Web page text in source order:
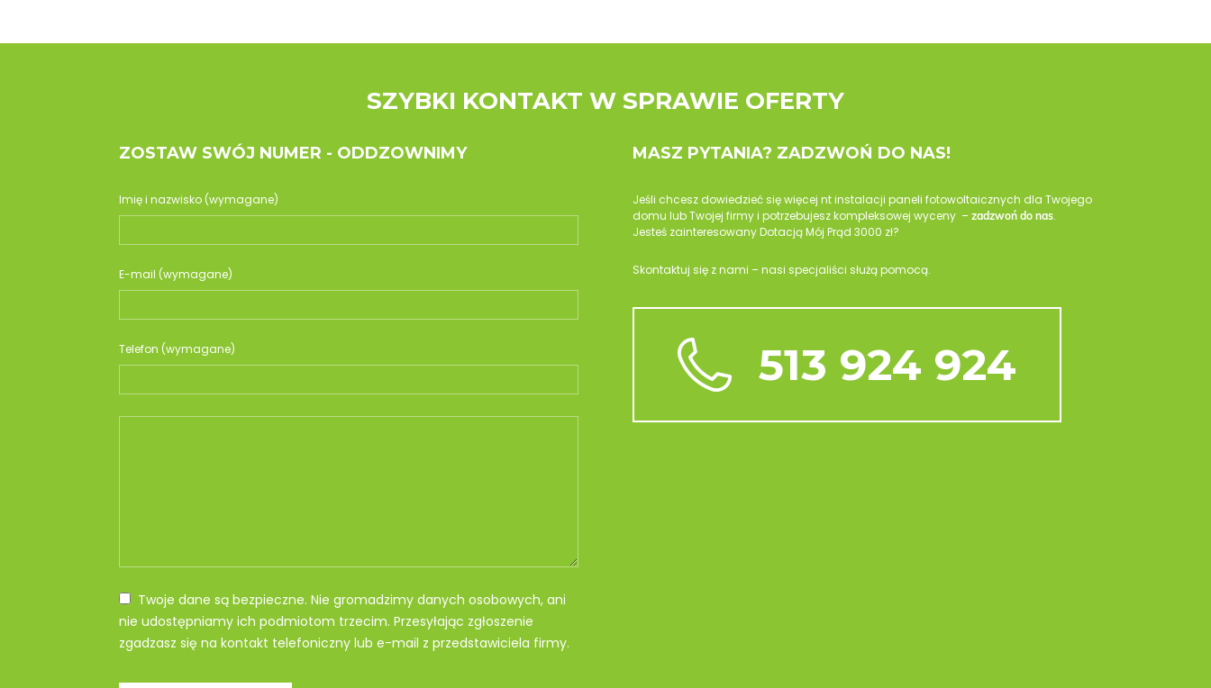
SZYBKI KONTAKT W SPRAWIE OFERTY
ZOSTAW SWÓJ NUMER - ODDZOWNIMY
Imię i nazwisko (wymagane)
E-mail (wymagane)
Telefon (wymagane)
Twoje dane są bezpieczne. Nie gromadzimy danych osobowych, ani
nie udostępniamy ich podmiotom trzecim. Przesyłając zgłoszenie
zgadzasz się na kontakt telefoniczny lub e-mail z przedstawiciela firmy.
MASZ PYTANIA? ZADZWOŃ DO NAS!
Jeśli chcesz dowiedzieć się więcej nt instalacji paneli fotowoltaicznych dla Twojego
domu lub Twojej firmy i potrzebujesz kompleksowej wyceny – zadzwoń do nas.
Jesteś zainteresowany Dotacją Mój Prąd 3000 zł?
Skontaktuj się z nami – nasi specjaliści służą pomocą.
513 924 924